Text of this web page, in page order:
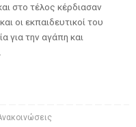
στο τέλος κέρδιασαν
οι εκπαιδευτικοί του
για την αγάπη και